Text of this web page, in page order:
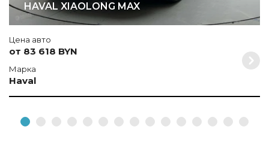
HAVAL XIAOLONG MAX
Цена авто
от 83 618 BYN
Марка
Haval